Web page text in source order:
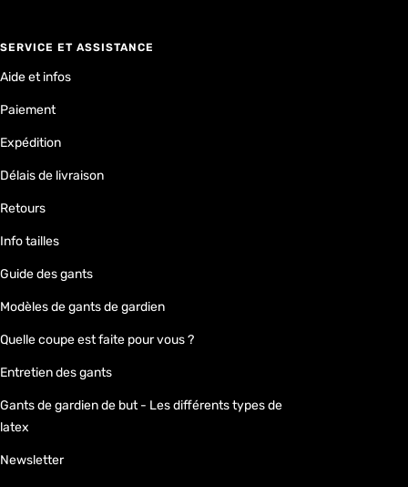
SERVICE ET ASSISTANCE
Aide et infos
Paiement
Expédition
Délais de livraison
Retours
Info tailles
Guide des gants
Modèles de gants de gardien
Quelle coupe est faite pour vous ?
Entretien des gants
Gants de gardien de but - Les différents types de
latex
Newsletter